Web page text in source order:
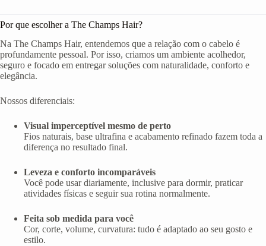
Por que escolher a The Champs Hair?
Na The Champs Hair, entendemos que a relação com o cabelo é
profundamente pessoal. Por isso, criamos um ambiente acolhedor,
seguro e focado em entregar soluções com naturalidade, conforto e
elegância.
Nossos diferenciais:
Visual imperceptível mesmo de perto
Fios naturais, base ultrafina e acabamento refinado fazem toda a
diferença no resultado final.
Leveza e conforto incomparáveis
Você pode usar diariamente, inclusive para dormir, praticar
atividades físicas e seguir sua rotina normalmente.
Feita sob medida para você
Cor, corte, volume, curvatura: tudo é adaptado ao seu gosto e
estilo.